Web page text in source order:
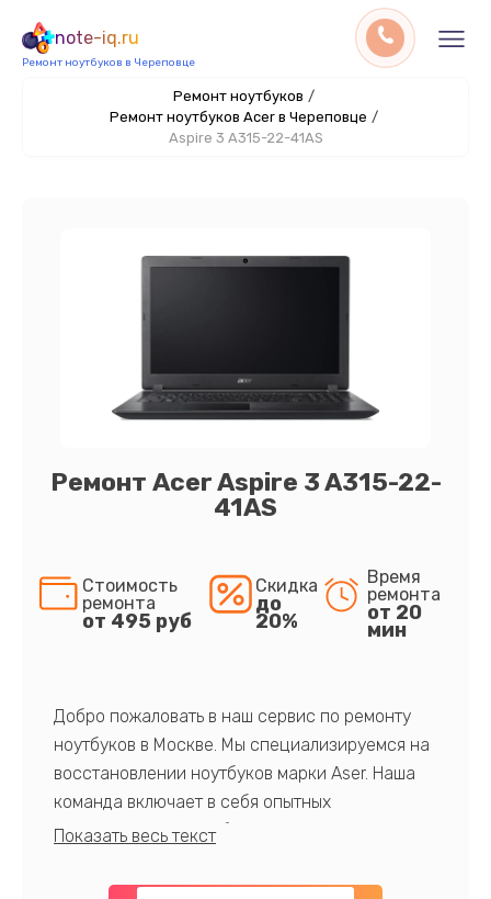
note-iq.ru
Ремонт ноутбуков в Череповце
Ремонт ноутбуков /
Ремонт ноутбуков Acer в Череповце /
Aspire 3 A315-22-41AS
Ремонт Acer Aspire 3 A315-22-
41AS
Стоимость
ремонта
от 495 руб
Скидка
до
20%
Время
ремонта
от 20
мин
Добро пожаловать в наш сервис по ремонту
ноутбуков в Москве. Мы специализируемся на
восстановлении ноутбуков марки Aser. Наша
команда включает в себя опытных
профессионалов с обширными знаниями и
предлагаем быстрый и качественный ремонт с